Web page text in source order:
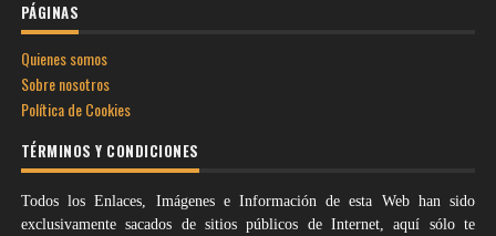
PÁGINAS
Quienes somos
Sobre nosotros
Política de Cookies
TÉRMINOS Y CONDICIONES
Todos los Enlaces, Imágenes e Información de esta Web han sido
exclusivamente sacados de sitios públicos de Internet, aquí sólo te